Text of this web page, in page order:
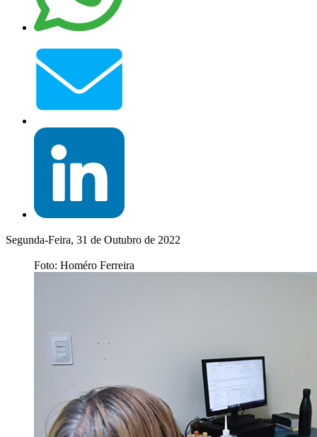
Segunda-Feira, 31 de Outubro de 2022
Foto: Homéro Ferreira